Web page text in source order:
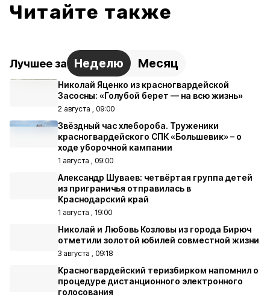
Читайте также
Лучшее за Неделю Месяц
Николай Яценко из красногвардейской
Засосны: «Голубой берет — на всю жизнь»
2 августа , 09:00
Звёздный час хлебороба. Труженики
красногвардейского СПК «Большевик» – о
ходе уборочной кампании
1 августа , 09:00
Александр Шуваев: четвёртая группа детей
из приграничья отправилась в
Краснодарский край
1 августа , 19:00
Николай и Любовь Козловы из города Бирюч
отметили золотой юбилей совместной жизни
3 августа , 09:18
Красногвардейский теризбирком напомнил о
процедуре дистанционного электронного
голосования